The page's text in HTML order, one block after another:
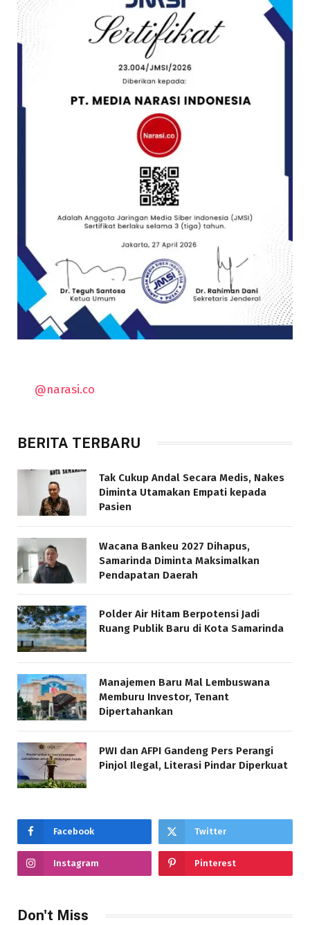
@narasi.co
BERITA TERBARU
Tak Cukup Andal Secara Medis, Nakes
Diminta Utamakan Empati kepada
Pasien
Wacana Bankeu 2027 Dihapus,
Samarinda Diminta Maksimalkan
Pendapatan Daerah
Polder Air Hitam Berpotensi Jadi
Ruang Publik Baru di Kota Samarinda
Manajemen Baru Mal Lembuswana
Memburu Investor, Tenant
Dipertahankan
PWI dan AFPI Gandeng Pers Perangi
Pinjol Ilegal, Literasi Pindar Diperkuat
Facebook Twitter
Instagram Pinterest
Don't Miss